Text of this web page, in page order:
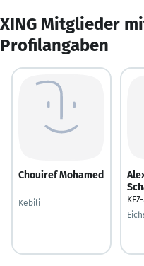
XING Mitglieder
Profilangaben
Chouiref Mohamed
---
Kebili